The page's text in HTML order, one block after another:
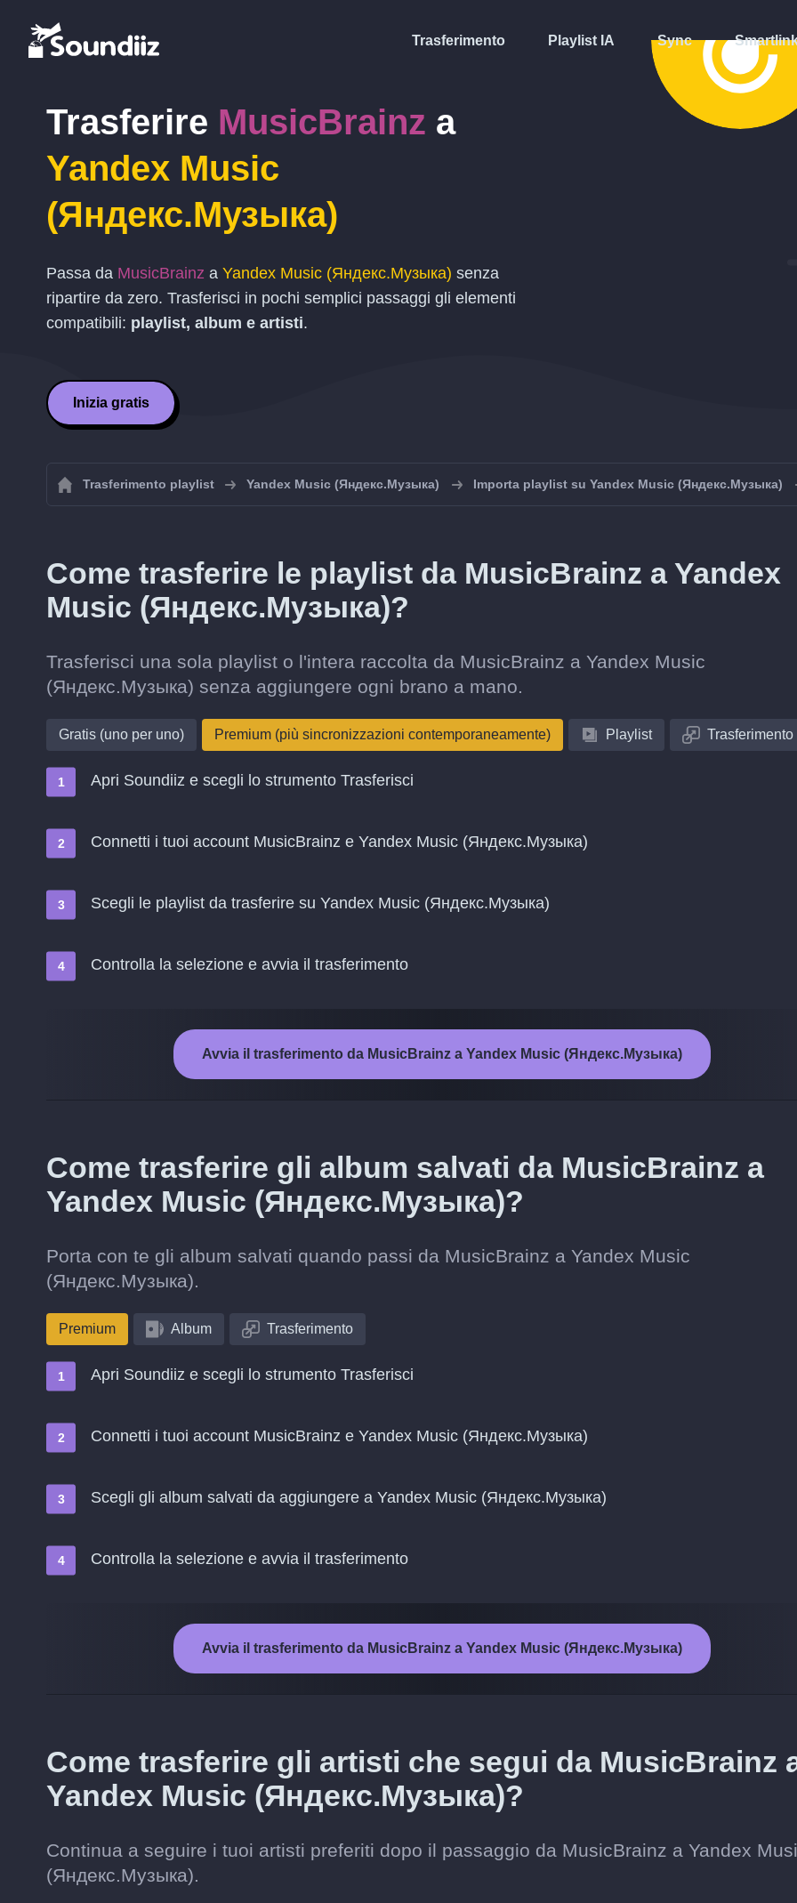
Trasferimento Playlist IA Sync
Trasferire MusicBrainz a
Yandex Music
(Яндекс.Музыка)
Passa da MusicBrainz a Yandex Music (Яндекс.Музыка) senza
ripartire da zero. Trasferisci in pochi semplici passaggi gli elementi
compatibili: playlist, album e artisti.
Inizia gratis
Trasferimento playlist Yandex Music (Яндекс.Музыка) Importa playlist su Yandex Music (Яндекс.Музыка)
Come trasferire le playlist da MusicBrainz a Yandex
Music (Яндекс.Музыка)?
Trasferisci una sola playlist o l'intera raccolta da MusicBrainz a Yandex Music
(Яндекс.Музыка) senza aggiungere ogni brano a mano.
Gratis (uno per uno) Premium (più sincronizzazioni contemporaneamente) Playlist Trasferimento
Apri Soundiiz e scegli lo strumento Trasferisci
Connetti i tuoi account MusicBrainz e Yandex Music (Яндекс.Музыка)
Scegli le playlist da trasferire su Yandex Music (Яндекс.Музыка)
Controlla la selezione e avvia il trasferimento
Avvia il trasferimento da MusicBrainz a Yandex Music (Яндекс.Музыка)
Come trasferire gli album salvati da MusicBrainz a
Yandex Music (Яндекс.Музыка)?
Porta con te gli album salvati quando passi da MusicBrainz a Yandex Music
(Яндекс.Музыка).
Premium Album Trasferimento
Apri Soundiiz e scegli lo strumento Trasferisci
Connetti i tuoi account MusicBrainz e Yandex Music (Яндекс.Музыка)
Scegli gli album salvati da aggiungere a Yandex Music (Яндекс.Музыка)
Controlla la selezione e avvia il trasferimento
Avvia il trasferimento da MusicBrainz a Yandex Music (Яндекс.Музыка)
Come trasferire gli artisti che segui da MusicBrainz
Yandex Music (Яндекс.Музыка)?
Continua a seguire i tuoi artisti preferiti dopo il passaggio da MusicBrainz a Yandex
(Яндекс.Музыка).